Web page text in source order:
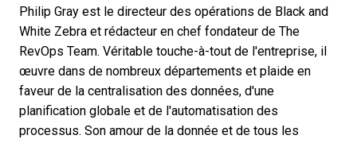
Philip Gray est le directeur des opérations de Black and
White Zebra et rédacteur en chef fondateur de The
RevOps Team. Véritable touche-à-tout de l'entreprise, il
œuvre dans de nombreux départements et plaide en
faveur de la centralisation des données, d'une
planification globale et de l'automatisation des
processus. Son amour de la donnée et de tous les